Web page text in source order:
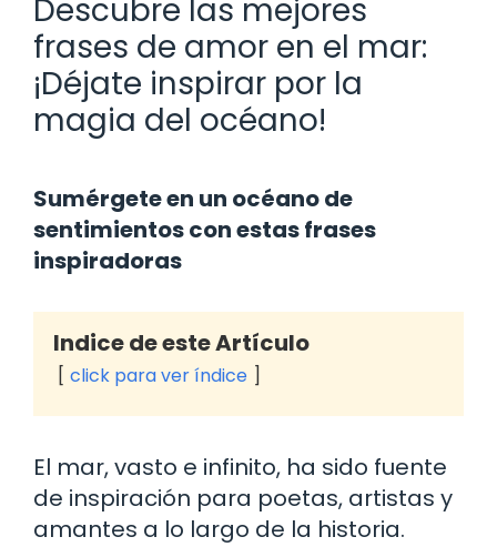
Descubre las mejores
frases de amor en el mar:
¡Déjate inspirar por la
magia del océano!
Sumérgete en un océano de
sentimientos con estas frases
inspiradoras
Indice de este Artículo
click para ver índice
El mar, vasto e infinito, ha sido fuente
de inspiración para poetas, artistas y
amantes a lo largo de la historia.